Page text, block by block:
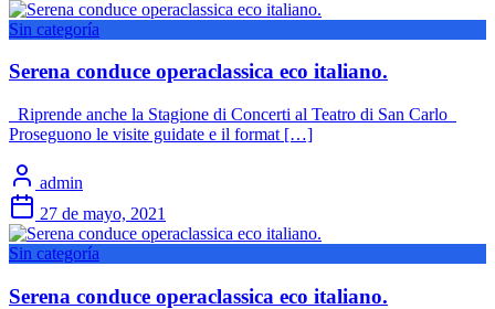
Sin categoría
Serena conduce operaclassica eco italiano.
Riprende anche la Stagione di Concerti al Teatro di San Carlo
Proseguono le visite guidate e il format […]
admin
27 de mayo, 2021
Sin categoría
Serena conduce operaclassica eco italiano.